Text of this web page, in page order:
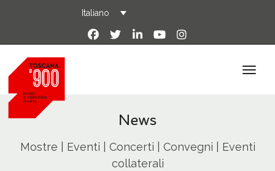
Italiano
News
Mostre | Eventi | Concerti | Convegni | Eventi
collaterali